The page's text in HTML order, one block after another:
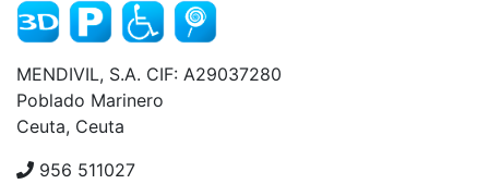
MENDIVIL, S.A. CIF: A29037280
Poblado Marinero
Ceuta, Ceuta
956 511027